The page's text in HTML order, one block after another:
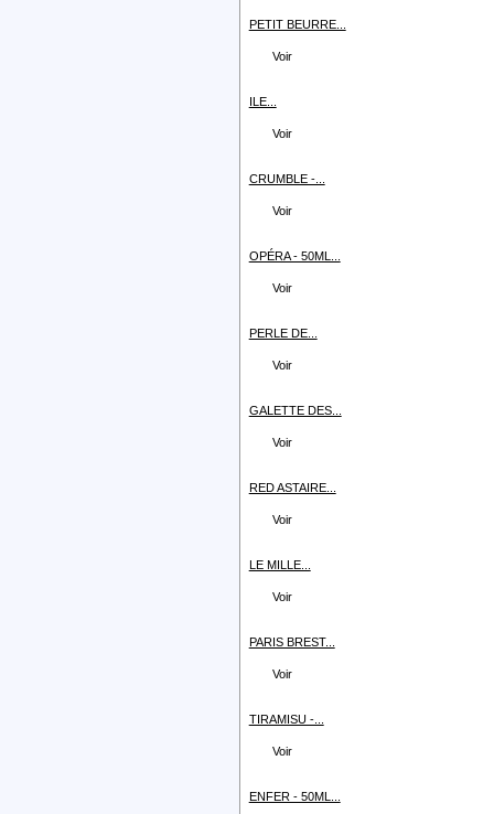
PETIT BEURRE...
Voir
ILE...
Voir
CRUMBLE -...
Voir
OPÉRA - 50ML...
Voir
PERLE DE...
Voir
GALETTE DES...
Voir
RED ASTAIRE...
Voir
LE MILLE...
Voir
PARIS BREST...
Voir
TIRAMISU -...
Voir
ENFER - 50ML...